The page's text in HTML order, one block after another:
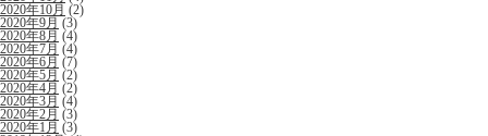
2020年10月 (2)
2020年9月 (3)
2020年8月 (4)
2020年7月 (4)
2020年6月 (7)
2020年5月 (2)
2020年4月 (2)
2020年3月 (4)
2020年2月 (3)
2020年1月 (3)